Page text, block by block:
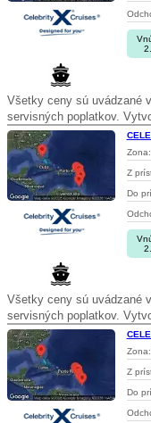
Všetky ceny sú uvádzané
servisných poplatkov.
Zona:
Z
Do
Všetky ceny sú uvádzané
servisných poplatkov.
Zona:
Z
Do